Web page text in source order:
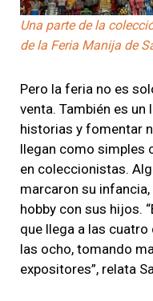
Una parte de la
de la Feria Manija de
Pero la feria no es
venta. También es
historias y fomentar
llegan como simples
en coleccionistas.
marcaron su
hobby con sus hijos.
que llega a las
las ocho, tomando
expositores”, relata